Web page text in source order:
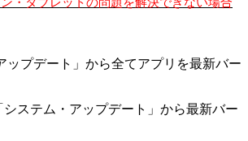
プデート」から全てアプリを最新バー
ステム・アップデート」から最新バー